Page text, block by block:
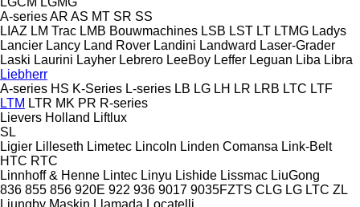
A-seriesAR AS MT SR SS
LIAZ LM Trac LMB Bouwmachines LSB LST LT LTMG Ladys
Lancier Lancy Land Rover Landini Landward Laser-Grader
Laski Laurini Layher Lebrero LeeBoy Leffer Leguan Liba Libra
Liebherr
A-series HS K-Series L-series LB LG LH LR LRB LTC LTF
LTM LTR MK PR R-series
Lievers Holland Liftlux
SL
Ligier Lilleseth Limetec Lincoln Linden Comansa Link-Belt
HTC RTC
Linnhoff & Henne Lintec Linyu Lishide Lissmac LiuGong
836 855 856 920E 922 936 9017 9035FZTS CLG LG LTC ZL
Ljungby Maskin Llamada Locatelli